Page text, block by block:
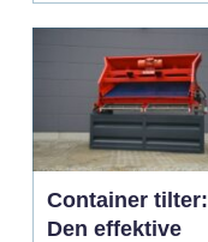
Container tilter:
Den effektive